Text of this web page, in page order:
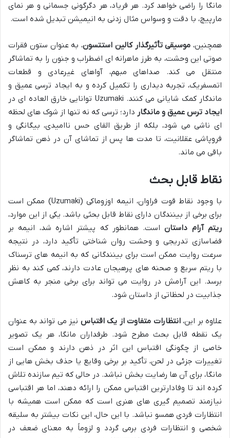
مانگا را راضی خواهد کرد. هر فریاد، هر دگرگونی جسمانی و هر نمای
مارپیچ، با دقت و وسواس مثال زدنی به انیمیشن تبدیل شده است.
همچنین، موسیقی تأثیرگذار کالین استتسون، به عنوان ستون فقرات
صوتی این وحشت، به طرز ماهرانه ای اضطراب و جنون را به تماشاگر
منتقل می کند. صداهای مبهم، آواهای غیرعادی و قطعات
اتمسفریک، تجربه دیداری را تکمیل کرده و به ایجاد ترسی عمیق و
ماندگار کمک شایانی می کنند. Uzumaki توانایی خارق العاده ای در
ایجاد ترس عمیق و ماندگار دارد؛ ترسی که نه تنها از شوک های لحظه
ای ناشی می شود، بلکه از طریق القای حس ناامیدی، بیگانگی و
فروپاشی عقلانیت، تا مدت ها پس از تماشای آن در ذهن تماشاگر
باقی می ماند.
نقاط قابل بحث
با وجود نقاط قوت فراوان، انیمه اوزوماکی (Uzumaki) ممکن است
برای برخی از بینندگان دارای نقاط قابل بحثی باشد. یکی از این موارد،
ریتم آرام داستاناست. همانطور که پیشتر اشاره شد، انیمه بر
فضاسازی تدریجی و وحشت روان شناختی تأکید دارد، در نتیجه
سرعت روایت ممکن است برای بینندگانی که به انیمه های ترسناک
با ریتم سریع و صحنه های پرهیجان عادت دارند، کمی کند به نظر
برسد. این آرامش در روایت می تواند برای برخی منجر به کاهش
جذابیت در لحظاتی از داستان شود.
علاوه بر این،انتظارات متفاوت از یک اقتباس نیز می تواند به عنوان
یک نقطه قابل بحث مطرح شود. طرفداران مانگا، هر یک تصویر
خاصی از چگونگی اقتباس این اثر در ذهن دارند و ممکن است
تغییرات جزئی در لحن، تأکید بر برخی وقایع یا حذف بخش هایی از
مانگا، برای آن ها رضایت بخش نباشد. در حالی که تیم سازنده تلاش
کرده اند تا وفادارترین اقتباس ممکن را ارائه دهند، اما هر اقتباسی
نیازمند تصمیم گیری های هنری است که ممکن است همیشه با
انتظارات فردی همسو نباشد. با این حال، این نکات بیشتر به سلیقه
شخصی و انتظارات فردی برمی گردد و لزوماً به معنای ضعف در